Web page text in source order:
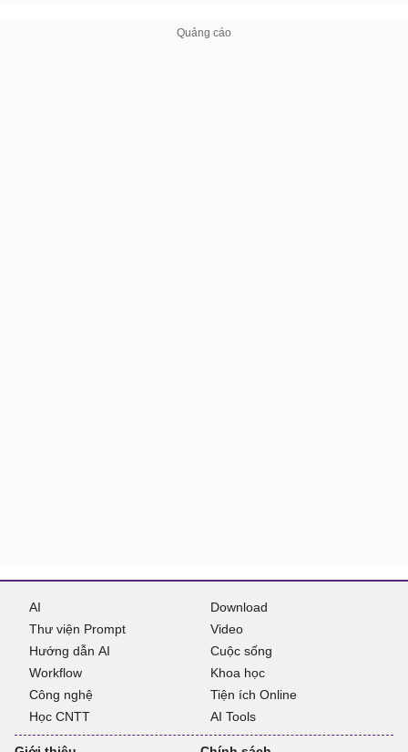
AI
Thư viện Prompt
Hướng dẫn AI
Workflow
Công nghệ
Học CNTT
Download
Video
Cuộc sống
Khoa học
Tiện ích Online
AI Tools